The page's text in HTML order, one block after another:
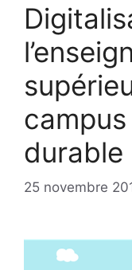
durable
25 novembre